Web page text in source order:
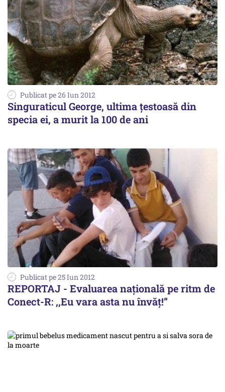
Publicat pe 26 Iun 2012
Singuraticul George, ultima țestoasă din
specia ei, a murit la 100 de ani
Publicat pe 25 Iun 2012
REPORTAJ - Evaluarea națională pe ritm de
Conect-R: ,,Eu vara asta nu învăţ!”